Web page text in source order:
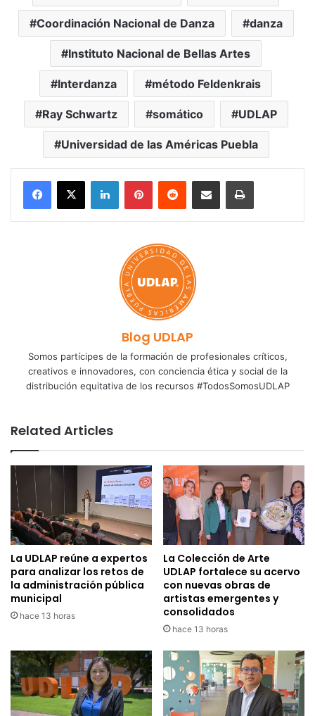
Coordinación Nacional de Danza danza
Instituto Nacional de Bellas Artes
Interdanza método Feldenkrais
Ray Schwartz somático UDLAP
Universidad de las Américas Puebla
LinkedInPinterestReddit Share via Email Print
Blog UDLAP
Somos partícipes de la formación de profesionales críticos,
creativos e innovadores, con conciencia ética y social de la
distribución equitativa de los recursos #TodosSomosUDLAP
Related Articles
La UDLAP reúne a expertos
para analizar los retos de
la administración pública
municipal
hace 13 horas
La Colección de Arte
UDLAP fortalece su acervo
con nuevas obras de
artistas emergentes y
consolidados
hace 13 horas